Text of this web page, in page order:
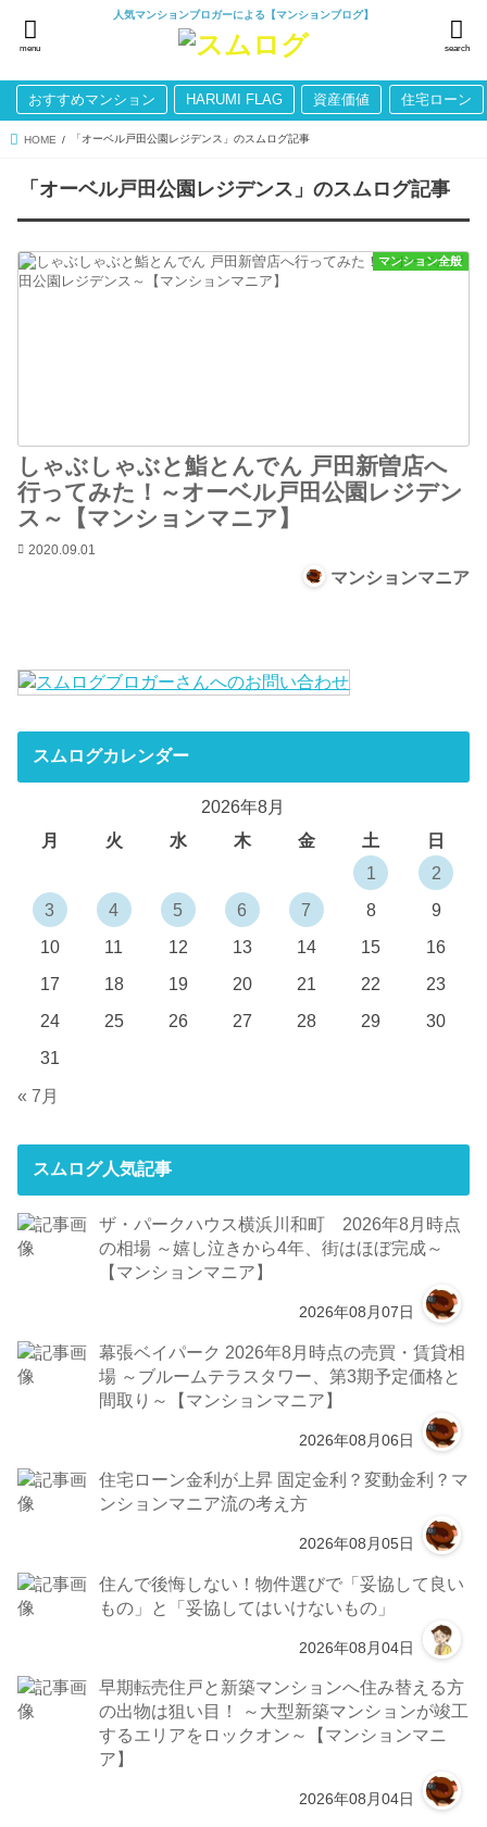
人気マンションブロガーによる【マンションブログ】
search
menu
おすすめマンション HARUMI FLAG 資産価値 住宅ローン
HOME 「オーベル戸田公園レジデンス」のスムログ記事
「オーベル戸田公園レジデンス」のスムログ記事
マンション全般
しゃぶしゃぶと鮨とんでん 戸田新曽店へ
行ってみた！～オーベル戸田公園レジデン
ス～【マンションマニア】
2020.09.01
マンションマニア
スムログカレンダー
2026年8月
月
火 水 木 金 土
日
1
2
3
4 5 6 7 8
9
10
11 12 13 14 15
16
17
18 19 20 21 22
23
24
25 26 27 28 29
30
31
« 7月
スムログ人気記事
ザ・パークハウス横浜川和町 2026年8月時点
の相場 ～嬉し泣きから4年、街はほぼ完成～
【マンションマニア】
2026年08月07日
幕張ベイパーク 2026年8月時点の売買・賃貸相
場 ～ブルームテラスタワー、第3期予定価格と
間取り～【マンションマニア】
2026年08月06日
住宅ローン金利が上昇 固定金利？変動金利？マ
ンションマニア流の考え方
2026年08月05日
住んで後悔しない！物件選びで「妥協して良い
もの」と「妥協してはいけないもの」
2026年08月04日
早期転売住戸と新築マンションへ住み替える方
の出物は狙い目！ ～大型新築マンションが竣工
するエリアをロックオン～【マンションマニ
ア】
2026年08月04日